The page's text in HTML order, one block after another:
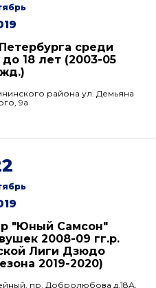
среди
18 лет (2003-05
района ул. Демьяна
9а
"Юный Самсон"
2008-09 гг.р.
Лиги Дзюдо
2019-2020)
пр. Добролюбова д.18А,